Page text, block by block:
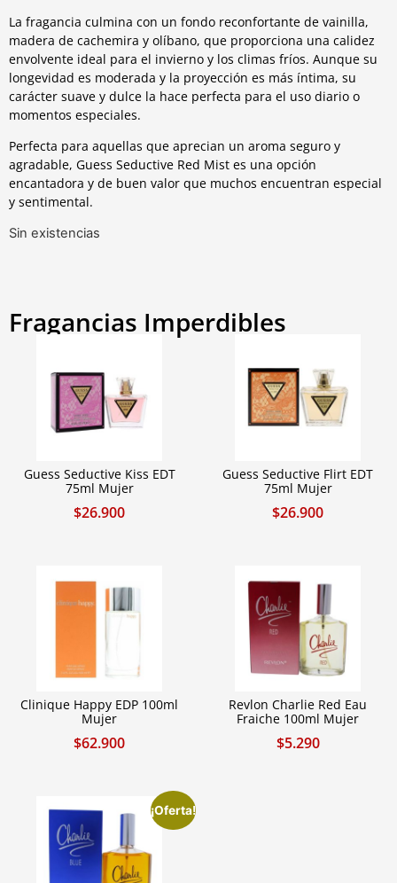
La fragancia culmina con un fondo reconfortante de vainilla,
madera de cachemira y olíbano, que proporciona una calidez
envolvente ideal para el invierno y los climas fríos. Aunque su
longevidad es moderada y la proyección es más íntima, su
carácter suave y dulce la hace perfecta para el uso diario o
momentos especiales.
Perfecta para aquellas que aprecian un aroma seguro y
agradable, Guess Seductive Red Mist es una opción
encantadora y de buen valor que muchos encuentran especial
y sentimental.
Sin existencias
Fragancias Imperdibles
Guess Seductive Kiss EDT
75ml Mujer
$26.900
Guess Seductive Flirt EDT
75ml Mujer
$26.900
Clinique Happy EDP 100ml
Mujer
$62.900
Revlon Charlie Red Eau
Fraiche 100ml Mujer
$5.290
¡Oferta!